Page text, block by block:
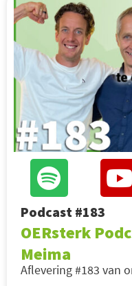
Podcast #183
OERsterk
Meima
Aflevering #183 van